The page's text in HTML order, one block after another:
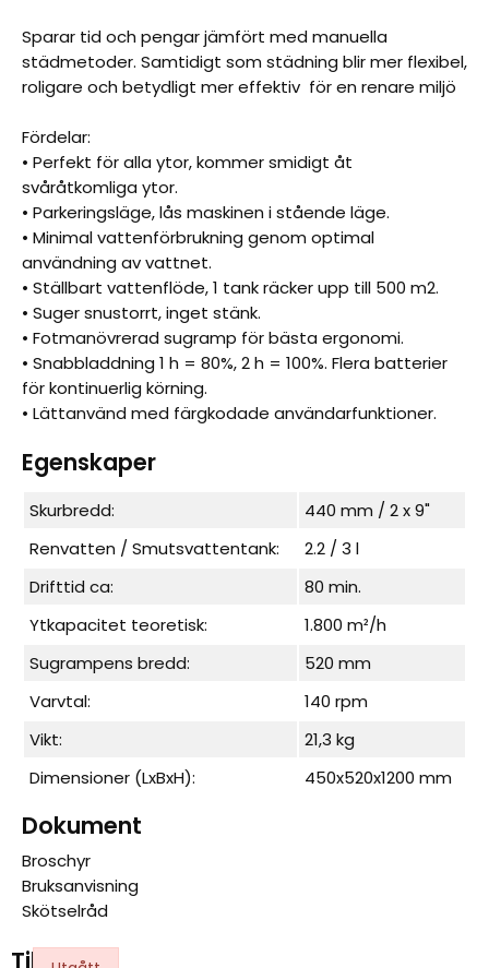
Sparar tid och pengar jämfört med manuella
städmetoder. Samtidigt som städning blir mer flexibel,
roligare och betydligt mer effektiv för en renare miljö
Fördelar:
• Perfekt för alla ytor, kommer smidigt åt
svåråtkomliga ytor.
• Parkeringsläge, lås maskinen i stående läge.
• Minimal vattenförbrukning genom optimal
användning av vattnet.
• Ställbart vattenflöde, 1 tank räcker upp till 500 m2.
• Suger snustorrt, inget stänk.
• Fotmanövrerad sugramp för bästa ergonomi.
• Snabbladdning 1 h = 80%, 2 h = 100%. Flera batterier
för kontinuerlig körning.
• Lättanvänd med färgkodade användarfunktioner.
Egenskaper
Skurbredd:
440 mm / 2 x 9"
Renvatten / Smutsvattentank:
2.2 / 3 l
Drifttid ca:
80 min.
Ytkapacitet teoretisk:
1.800 m²/h
Sugrampens bredd:
520 mm
Varvtal:
140 rpm
Vikt:
21,3 kg
Dimensioner (LxBxH):
450x520x1200 mm
Dokument
Broschyr
Bruksanvisning
Skötselråd
Tillbehör